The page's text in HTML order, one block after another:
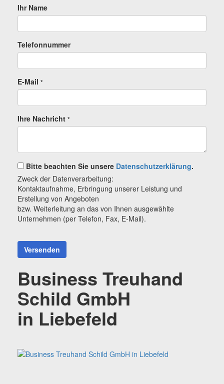
Ihr Name
Telefonnummer
E-Mail *
Ihre Nachricht *
Bitte beachten Sie unsere Datenschutzerklärung.
Zweck der Datenverarbeitung:
Kontaktaufnahme, Erbringung unserer Leistung und
Erstellung von Angeboten
bzw. Weiterleitung an das von Ihnen ausgewählte
Unternehmen (per Telefon, Fax, E-Mail).
Versenden
Business Treuhand
Schild GmbH
in Liebefeld